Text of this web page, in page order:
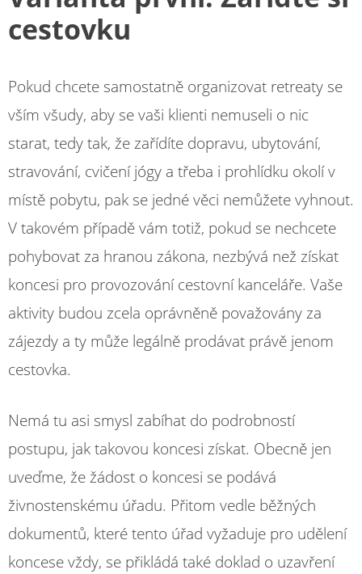
cestovku
Pokud chcete samostatně organizovat retreaty se
vším všudy, aby se vaši klienti nemuseli o nic
starat, tedy tak, že zařídíte dopravu, ubytování,
stravování, cvičení jógy a třeba i prohlídku okolí v
místě pobytu, pak se jedné věci nemůžete vyhnout.
V takovém případě vám totiž, pokud se nechcete
pohybovat za hranou zákona, nezbývá než získat
koncesi pro provozování cestovní kanceláře. Vaše
aktivity budou zcela oprávněně považovány za
zájezdy a ty může legálně prodávat právě jenom
cestovka.
Nemá tu asi smysl zabíhat do podrobností
postupu, jak takovou koncesi získat. Obecně jen
uveďme, že žádost o koncesi se podává
živnostenskému úřadu. Přitom vedle běžných
dokumentů, které tento úřad vyžaduje pro udělení
koncese vždy, se přikládá také doklad o uzavření